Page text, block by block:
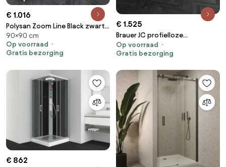
€ 1.016
Polysan Zoom Line Black zwarte
kwartronde douchecabine
90x90 Rechts
90×90 cm
Op voorraad
Gratis bezorging
€ 1.525
Brauer JC profielloze
douchecabine 140x100cm 3-
delig dubbel draaibaar koper
Op voorraad
Gratis bezorging
€ 862